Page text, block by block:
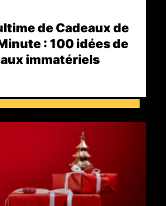
de Cadeaux de
: 100 idées de
immatériels